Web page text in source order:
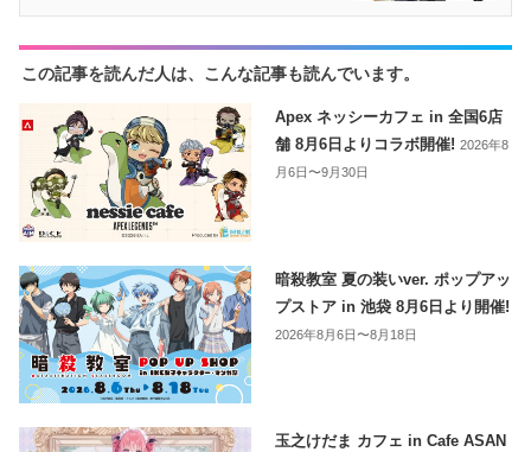
この記事を読んだ人は、こんな記事も読んでいます。
Apex ネッシーカフェ in 全国6店
舗 8月6日よりコラボ開催!2026年8
月6日〜9月30日
暗殺教室 夏の装いver. ポップアッ
プストア in 池袋 8月6日より開催!
2026年8月6日〜8月18日
玉之けだま カフェ in Cafe ASAN